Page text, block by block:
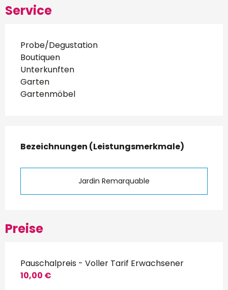
Service
Probe/Degustation
Boutiquen
Unterkunften
Garten
Gartenmöbel
Leistungensmöglichkeiten
Bezeichnungen (Leistungsmerkmale)
Bezeichnungen (Leistungsmerkmale)
Jardin Remarquable
Preise
Pauschalpreis - Voller Tarif Erwachsener
10,00 €